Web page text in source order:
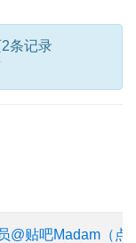
条记录
@贴吧Madam（点